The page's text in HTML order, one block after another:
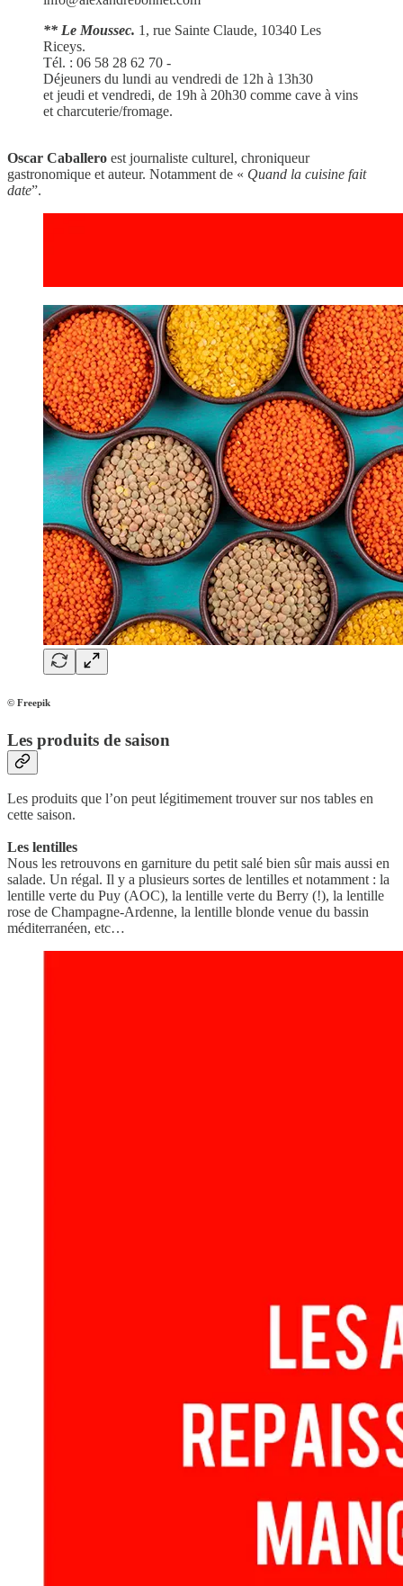
** Le Moussec. 1, rue Sainte Claude, 10340 Les
Riceys.
Tél. : 06 58 28 62 70 -
Déjeuners du lundi au vendredi de 12h à 13h30
et jeudi et vendredi, de 19h à 20h30 comme cave à vins
et charcuterie/fromage.
Oscar Caballero est journaliste culturel, chroniqueur
gastronomique et auteur. Notamment de « Quand la cuisine fait
date”.
© Freepik
Les produits de saison
Les produits que l’on peut légitimement trouver sur nos tables en
cette saison.
Les lentilles
Nous les retrouvons en garniture du petit salé bien sûr mais aussi en
salade. Un régal. Il y a plusieurs sortes de lentilles et notamment : la
lentille verte du Puy (AOC), la lentille verte du Berry (!), la lentille
rose de Champagne-Ardenne, la lentille blonde venue du bassin
méditerranéen, etc…